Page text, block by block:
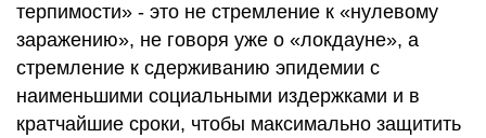
терпимости» - это не стремление к «нулевому
заражению», не говоря уже о «локдауне», а
стремление к сдерживанию эпидемии с
наименьшими социальными издержками и в
кратчайшие сроки, чтобы максимально защитить